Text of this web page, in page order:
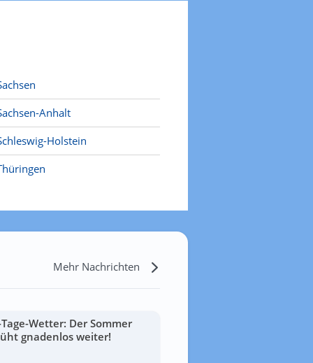
Anhalt
Holstein
Mehr Nachrichten
Wetter: Der Sommer
gnadenlos weiter!